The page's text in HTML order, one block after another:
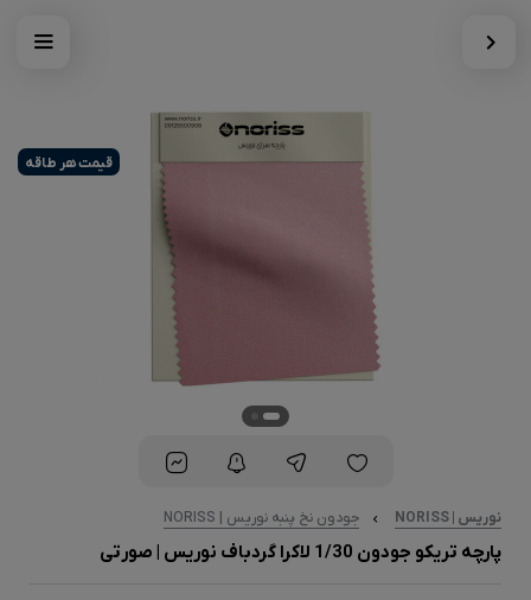
قیمت هر طاقه
نوریس | NORISS جودون نخ پنبه نوریس | NORISS
پارچه تریکو جودون 1/30 لاکرا گردباف نوریس | صورتی